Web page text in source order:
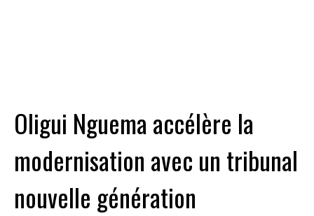
Oligui Nguema accélère la
modernisation avec un tribunal
nouvelle génération